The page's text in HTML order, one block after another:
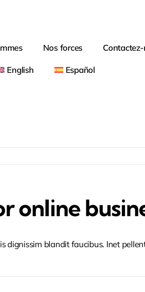
Nos forces
English Español
online
dignissim blandit faucibus. Inet